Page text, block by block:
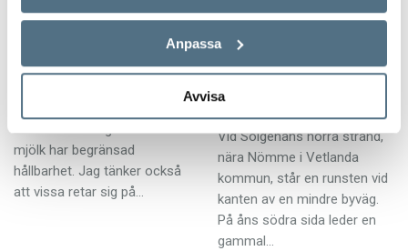
Anpassa
Avvisa
Jag tänker att…
sommaren? Jag tänker att
mjölk har begränsad
hållbarhet. Jag tänker också
att vissa retar sig på…
Öper och farfar
gjorde gemensam
sak
Vid Solgenåns norra strand,
nära Nömme i Vetlanda
kommun, står en runsten vid
kanten av en mindre byväg.
På åns södra sida leder en
gammal…